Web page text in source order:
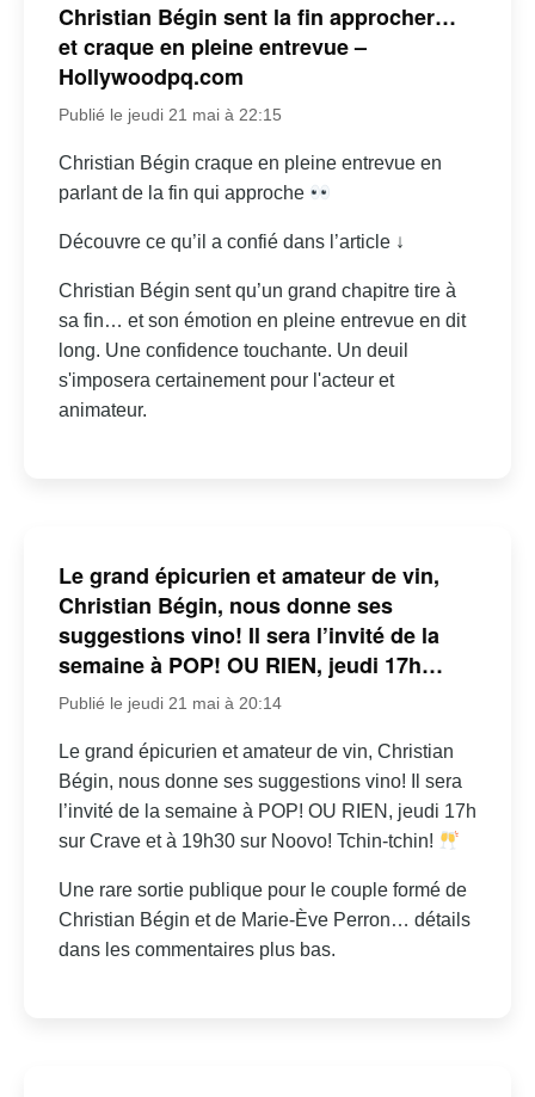
Christian Bégin sent la fin approcher…
et craque en pleine entrevue –
Hollywoodpq.com
Publié le jeudi 21 mai à 22:15
Christian Bégin craque en pleine entrevue en
parlant de la fin qui approche
Découvre ce qu’il a confié dans l’article ↓
Christian Bégin sent qu’un grand chapitre tire à
sa fin… et son émotion en pleine entrevue en dit
long. Une confidence touchante. Un deuil
s'imposera certainement pour l'acteur et
animateur.
Le grand épicurien et amateur de vin,
Christian Bégin, nous donne ses
suggestions vino! Il sera l’invité de la
semaine à POP! OU RIEN, jeudi 17h…
Publié le jeudi 21 mai à 20:14
Le grand épicurien et amateur de vin, Christian
Bégin, nous donne ses suggestions vino! Il sera
l’invité de la semaine à POP! OU RIEN, jeudi 17h
sur Crave et à 19h30 sur Noovo! Tchin-tchin!
Une rare sortie publique pour le couple formé de
Christian Bégin et de Marie-Ève Perron… détails
dans les commentaires plus bas.